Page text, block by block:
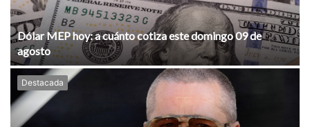
Dólar MEP hoy: a cuánto cotiza este domingo 09 de
agosto
Destacada